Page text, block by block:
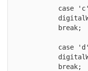
case
          break;
case
          break;